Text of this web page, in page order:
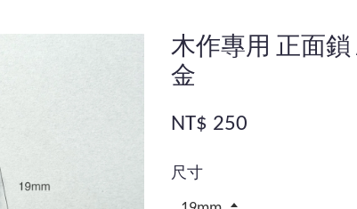
木作專用 正面
金
NT$ 250
尺寸